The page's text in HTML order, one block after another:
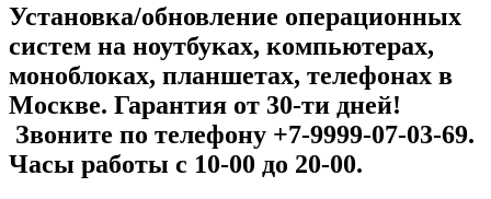
Установка/обновление операционных
систем на ноутбуках, компьютерах,
моноблоках, планшетах, телефонах в
Москве. Гарантия от 30-ти дней!
Звоните по телефону +7-9999-07-03-69.
Часы работы с 10-00 до 20-00.